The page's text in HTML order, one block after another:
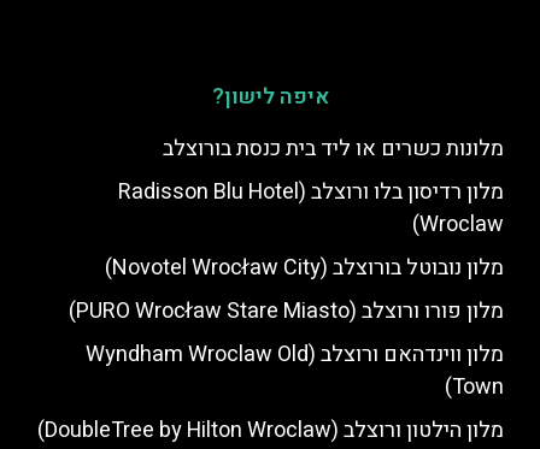
איפה לישון?
מלונות כשרים או ליד בית כנסת בורוצלב
מלון רדיסון בלו ורוצלב (Radisson Blu Hotel
Wroclaw)
מלון נובוטל בורוצלב (Novotel Wrocław City)
מלון פורו ורוצלב (PURO Wrocław Stare Miasto)
מלון ווינדהאם ורוצלב (Wyndham Wroclaw Old
Town)
מלון הילטון ורוצלב (DoubleTree by Hilton Wroclaw)